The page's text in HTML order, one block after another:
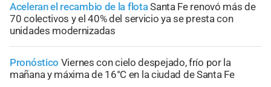
Aceleran el recambio de la flotaSanta Fe renovó más de
70 colectivos y el 40% del servicio ya se presta con
unidades modernizadas
Pronóstico Viernes con cielo despejado, frío por la
mañana y máxima de 16°C en la ciudad de Santa Fe